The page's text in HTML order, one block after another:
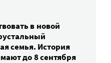
в новой
семья. История
до 8 сентября